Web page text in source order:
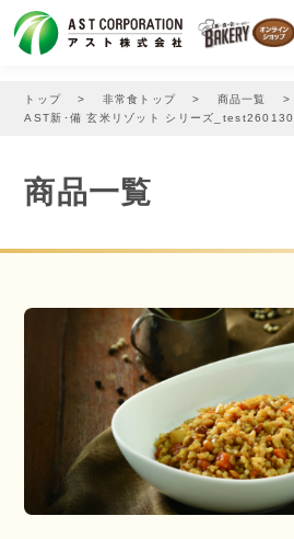
商品一覧
トップ 非常食トップ
商品一覧
AST新･備 玄米リゾット シリーズ_test260130
商品一覧